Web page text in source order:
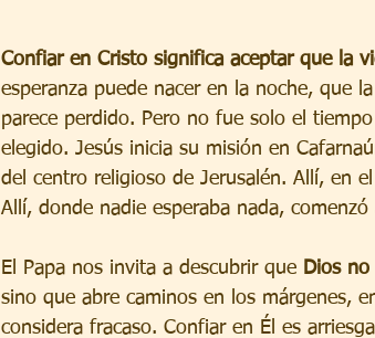
Confiar en Cristo significa aceptar que la
esperanza puede nacer en la noche, que
parece perdido. Pero no fue solo el
elegido. Jesús inicia su misión en
del centro religioso de Jerusalén. Allí, en
Allí, donde nadie esperaba nada,
El Papa nos invita a descubrir que Dios
sino que abre caminos en los márgenes,
considera fracaso. Confiar en Él es